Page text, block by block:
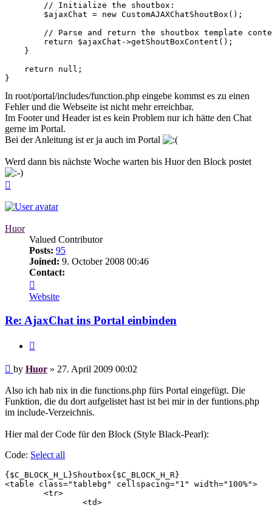
        // Initialize the shoutbox:
        $ajaxChat = new CustomAJAXChatShoutBox();
// Parse and return the shoutbox template
        return $ajaxChat->getShoutBoxContent();
    }
    return null;
}
In root/portal/includes/function.php eingebe kommst es zu einen
Fehler und die Webseite ist nicht mehr erreichbar.
Im Footer und Header ist es kein Problem nur ich hätte den Chat
gerne im Portal.
Bei der Anleitung ist er ja auch im Portal
Werd dann bis nächste Woche warten bis Huor den Block postet
Huor
Valued Contributor
Posts: 95
Joined: 9. October 2008 00:46
Contact:
Huor
Website
Re: AjaxChat ins Portal einbinden
Post
by Huor » 27. April 2009 00:02
Also ich hab nix in die functions.php fürs Portal eingefügt. Die
Funktion, die du dort aufgelistet hast ist bei mir in der funtions.php
im include-Verzeichnis.
Hier mal der Code für den Block (Style Black-Pearl):
Code: Select all
{$C_BLOCK_H_L}Shoutbox{$C_BLOCK_H_R}
<table class="tablebg" cellspacing="1" width="100%">